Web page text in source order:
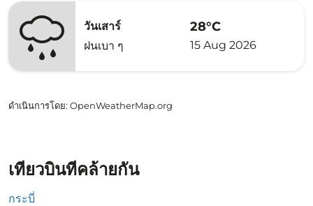
วันเสาร์
ฝนเบา ๆ
28°C
15 Aug 2026
ดำเนินการโดย: OpenWeatherMap.org
เที่ยวบินที่คล้ายกัน
กระบี่